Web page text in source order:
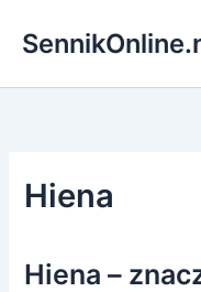
Hiena
Hiena –